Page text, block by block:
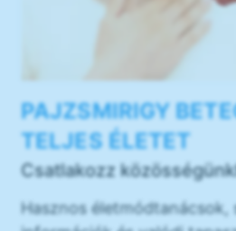
PAJZSMIRIGY
TELJES ÉLETET
Csatlakozz
Hasznos életmódtanácsok,